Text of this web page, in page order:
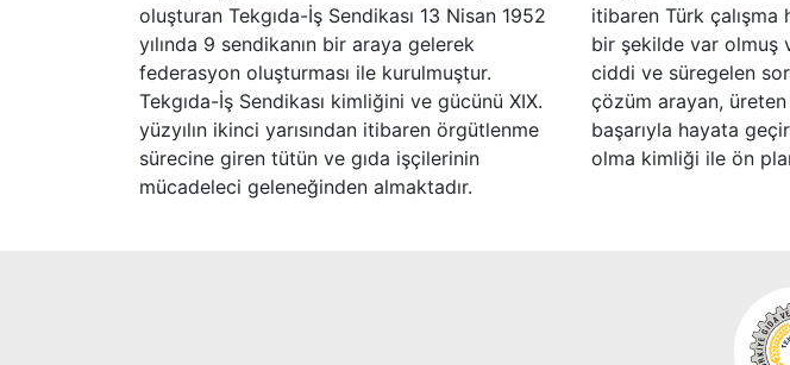
oluşturan Tekgıda-İş Sendikası 13 Nisan 1952
yılında 9 sendikanın bir araya gelerek
federasyon oluşturması ile kurulmuştur.
Tekgıda-İş Sendikası kimliğini ve gücünü XIX.
yüzyılın ikinci yarısından itibaren örgütlenme
sürecine giren tütün ve gıda işçilerinin
mücadeleci geleneğinden almaktadır.
itibaren Türk çalışma
bir şekilde var olmuş
ciddi ve süregelen
çözüm arayan,
başarıyla hayata
olma kimliği ile ön